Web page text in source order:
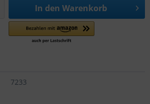
In den Warenkorb
7233